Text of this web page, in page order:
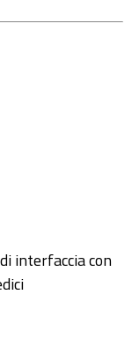
interfaccia con